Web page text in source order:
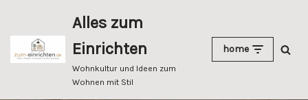
Zum
Inhalt
Alles zum
Einrichten
Wohnkultur und Ideen zum
Wohnen mit Stil
home